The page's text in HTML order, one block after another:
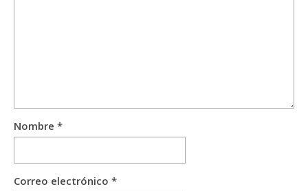
Nombre *
Correo electrónico *